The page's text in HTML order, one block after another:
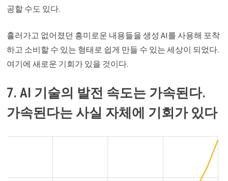
공할 수도 있다.
흘러가고 없어졌던 흥미로운 내용들을 생성 AI를 사용해 포착
하고 소비할 수 있는 형태로 쉽게 만들 수 있는 세상이 되었다.
여기에 새로운 기회가 있을 것이다.
7. AI 기술의 발전 속도는 가속된다.
가속된다는 사실 자체에 기회가 있다